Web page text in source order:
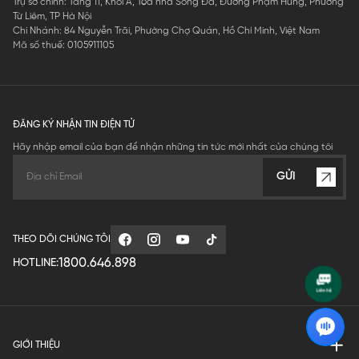
Từ Liêm, TP Hà Nội
Chi Nhánh: 84 Nguyễn Trãi, Phường Chợ Quán, Hồ Chí Minh, Việt Nam
Mã số thuế: 0105911105
ĐĂNG KÝ NHẬN TIN ĐIỆN TỬ
Hãy nhập email của bạn để nhận những tin tức mới nhất của chúng tôi
GỬI
THEO DÕI CHÚNG TÔI
HOTLINE:1800.646.898
GIỚI THIỆU